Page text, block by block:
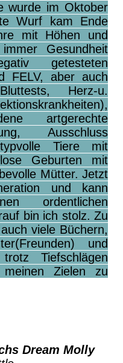
wurde im Oktober
Wurf kam Ende
mit Höhen und
Gesundheit
getesteten
FELV, aber auch
Herz-u.
artgerechte
Ausschluss
Tiere mit
Geburten mit
Mütter. Jetzt
und kann
ordentlichen
bin ich stolz. Zu
viele Büchern,
und
Tiefschlägen
Zielen zu
Dream Molly